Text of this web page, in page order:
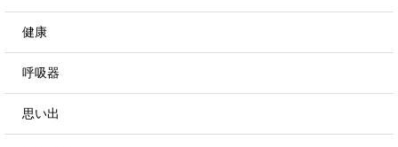
健康
呼吸器
思い出